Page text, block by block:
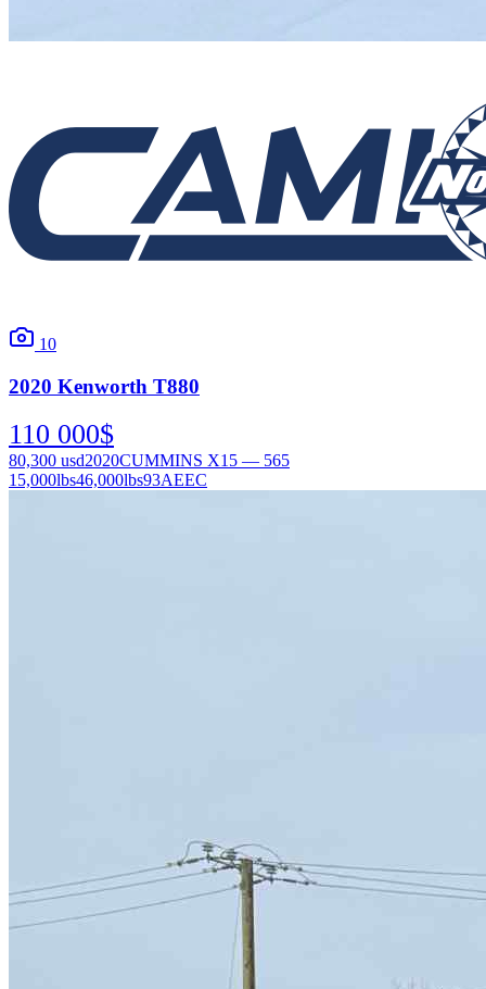
10
2020 Kenworth T880
110 000$
80,300 usd2020CUMMINS X15 — 565
15,000lbs46,000lbs93AEEC